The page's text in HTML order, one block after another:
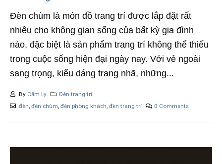
Đèn chùm là món đồ trang trí được lắp đặt rất
nhiều cho không gian sống của bất kỳ gia đình
nào, đặc biệt là sản phẩm trang trí không thể thiếu
trong cuộc sống hiện đại ngày nay. Với vẻ ngoài
sang trọng, kiểu dáng trang nhã, những...
By Cẩm Ly
Đèn trang trí
đèn, đèn chùm, đèn phòng khách, đèn trang trí 0 Comments